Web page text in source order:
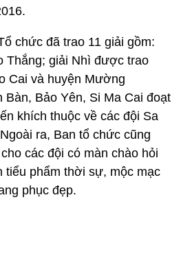
chức đã trao 11 giải gồm:
Thắng; giải Nhì được trao
Cai và huyện Mường
Bảo Yên, Si Ma Cai đoạt
khích thuộc về các đội Sa
ra, Ban tổ chức cũng
các đội có màn chào hỏi
tiểu phẩm thời sự, mộc mạc
phục đẹp.